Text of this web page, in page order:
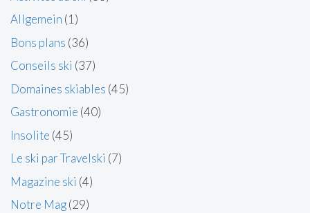
Allgemein (1)
Bons plans (36)
Conseils ski (37)
Domaines skiables (45)
Gastronomie (40)
Insolite (45)
Le ski par Travelski (7)
Magazine ski (4)
Notre Mag(29)